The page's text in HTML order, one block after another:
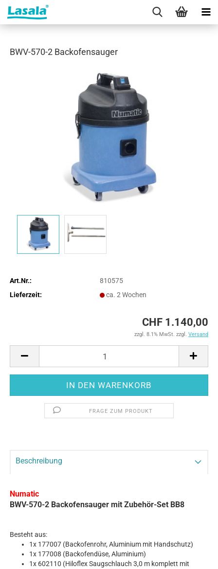
BWV-570-2 Backofensauger
Art.Nr.:
810575
Lieferzeit:
ca. 2 Wochen
CHF 1.140,00
zzgl. 8.1% MwSt. zzgl. Versand
FRAGE ZUM PRODUKT
Beschreibung
Numatic
BWV-570-2 Backofensauger mit Zubehör-Set BB8
Besteht aus:
1x 177007 (Backofenrohr, Aluminium mit Handschutz)
1x 177008 (Backofendüse, Aluminium)
1x 602110 (Hiloflex Saugschlauch 3,0 m komplett mit